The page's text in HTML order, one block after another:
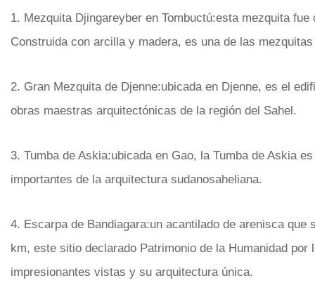
1. Mezquita Djingareyber en Tombuctú:esta mezquita
Construida con arcilla y madera, es una de las
2. Gran Mezquita de Djenne:ubicada en Djenne, es el
obras maestras arquitectónicas de la región del Sahel.
3. Tumba de Askia:ubicada en Gao, la Tumba de Askia
importantes de la arquitectura sudanosaheliana.
4. Escarpa de Bandiagara:un acantilado de arenisca
km, este sitio declarado Patrimonio de la Humanidad
impresionantes vistas y su arquitectura única.